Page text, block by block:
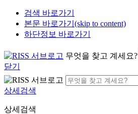
검색 바로가기
본문 바로가기(skip to content)
하단정보 바로가기
무엇을 찾고 계세요?
닫기
상세검색
상세검색